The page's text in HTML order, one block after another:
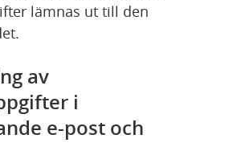
lämnas ut till den
av
i
e-post och